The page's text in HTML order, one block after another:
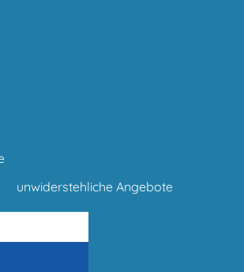
unwiderstehliche Angebote